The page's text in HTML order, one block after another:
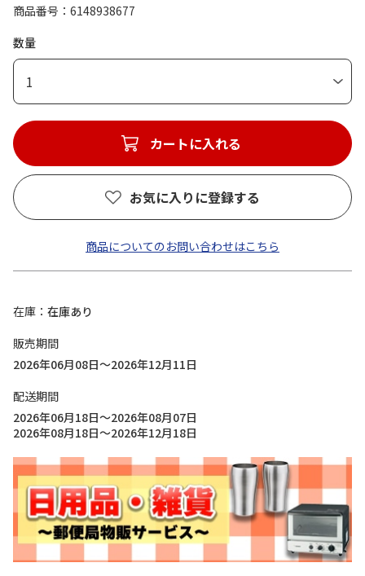
商品番号
6148938677
数量
1
カートに入れる
お気に入りに登録する
商品についてのお問い合わせはこちら
在庫
在庫あり
販売期間
2026年06月08日～2026年12月11日
配送期間
2026年06月18日～2026年08月07日
2026年08月18日～2026年12月18日